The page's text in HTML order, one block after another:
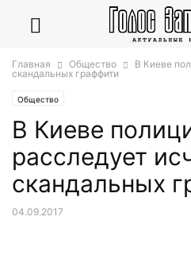
Главная Общество
В Киеве
скандальных граффити
Общество
В Киеве
расследует
скандальных
04.09.2017